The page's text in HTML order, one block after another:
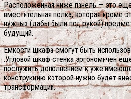
Расположенная ниже панель — это
вместительная полка, которая кроме
нужных (дабы были под рукой)
будущий.
Емкости шкафа смогут быть
.Угловой шкаф-стенка эргономичен
послужить дополнением к уже
конструкцию которой нужно будет
трансформации.